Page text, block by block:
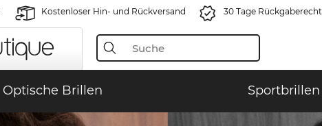
Kostenloser Hin- und Rückversand 30 Tage Rückgaberecht
Optische Brillen Sportbrillen